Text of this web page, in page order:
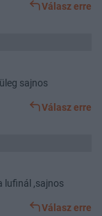
Válasz erre
sajnos
Válasz erre
lufinál ,sajnos
Válasz erre